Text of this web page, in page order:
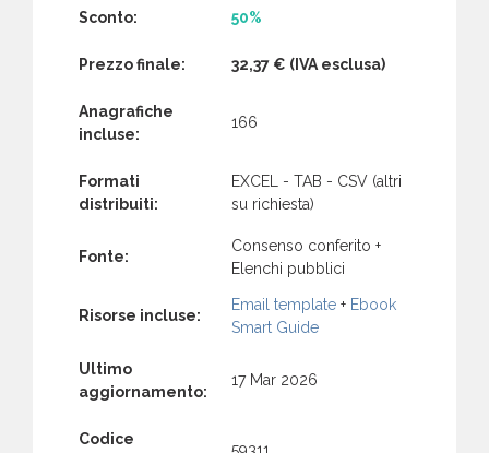
Sconto: 50%
Prezzo finale: 32,37 € (IVA esclusa)
Anagrafiche
incluse:
166
Formati
distribuiti:
EXCEL - TAB - CSV (altri
su richiesta)
Fonte:
Consenso conferito +
Elenchi pubblici
Risorse incluse:
Email template + Ebook
Smart Guide
Ultimo
aggiornamento:
17 Mar 2026
Codice
59311